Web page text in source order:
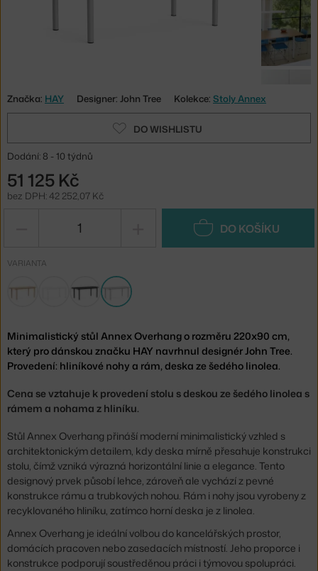
Značka: HAY Designer: John Tree Kolekce: Stoly Annex
DO WISHLISTU
Dodání: 8 - 10 týdnů
51 125 Kč
bez DPH: 42 252,07 Kč
DO KOŠÍKU
VARIANTA
Minimalistický stůl Annex Overhang o rozměru 220x90 cm,
který pro dánskou značku HAY navrhnul designér John Tree.
Provedení: hliníkové nohy a rám, deska ze šedého linolea.
Cena se vztahuje k provedení stolu s deskou ze šedého linolea s
rámem a nohama z hliníku.
Stůl Annex Overhang přináší moderní minimalistický vzhled s
architektonickým detailem, kdy deska mírně přesahuje konstrukci
stolu, čímž vzniká výrazná horizontální linie a elegance. Tento
designový prvek působí lehce, zároveň ale vychází z pevné
konstrukce rámu a trubkových nohou. Rám i nohy jsou vyrobeny z
recyklovaného hliníku, zatímco horní deska je z linolea.
Annex Overhang je ideální volbou do kancelářských prostor,
domácích pracoven nebo zasedacích místností. Jeho proporce i
konstrukce podporují soustředěnou práci i týmovou spolupráci.